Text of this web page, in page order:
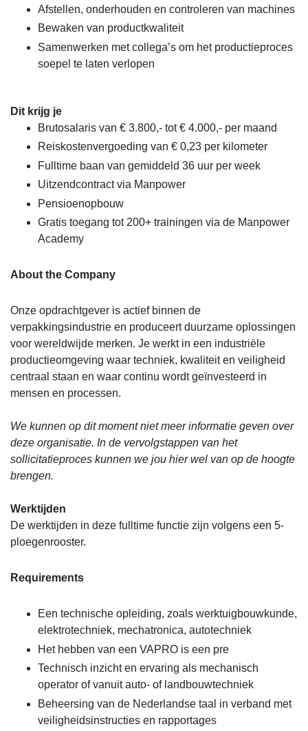
Afstellen, onderhouden en controleren van machines
Bewaken van productkwaliteit
Samenwerken met collega’s om het productieproces
soepel te laten verlopen
Dit krijg je
Brutosalaris van € 3.800,- tot € 4.000,- per maand
Reiskostenvergoeding van € 0,23 per kilometer
Fulltime baan van gemiddeld 36 uur per week
Uitzendcontract via Manpower
Pensioenopbouw
Gratis toegang tot 200+ trainingen via de Manpower
Academy
About the Company
Onze opdrachtgever is actief binnen de
verpakkingsindustrie en produceert duurzame oplossingen
voor wereldwijde merken. Je werkt in een industriële
productieomgeving waar techniek, kwaliteit en veiligheid
centraal staan en waar continu wordt geïnvesteerd in
mensen en processen.
We kunnen op dit moment niet meer informatie geven over
deze organisatie. In de vervolgstappen van het
sollicitatieproces kunnen we jou hier wel van op de hoogte
brengen.
Werktijden
De werktijden in deze fulltime functie zijn volgens een 5-
ploegenrooster.
Requirements
Een technische opleiding, zoals werktuigbouwkunde,
elektrotechniek, mechatronica, autotechniek
Het hebben van een VAPRO is een pre
Technisch inzicht en ervaring als mechanisch
operator of vanuit auto- of landbouwtechniek
Beheersing van de Nederlandse taal in verband met
veiligheidsinstructies en rapportages